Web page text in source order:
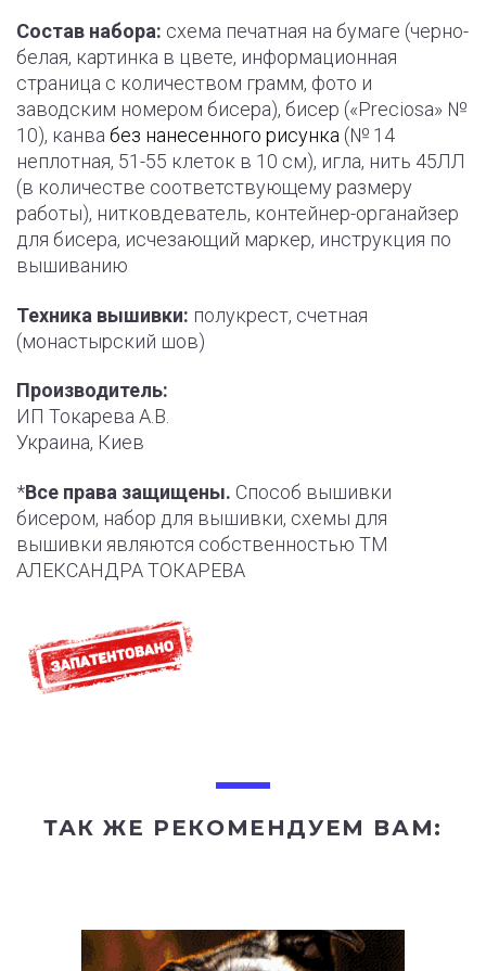
Состав набора: схема печатная на бумаге (черно-
белая, картинка в цвете, информационная
страница с количеством грамм, фото и
заводским номером бисера), бисер («Preciosa» №
10), канва без нанесенного рисунка (№ 14
неплотная, 51-55 клеток в 10 см), игла, нить 45ЛЛ
(в количестве соответствующему размеру
работы), нитковдеватель, контейнер-органайзер
для бисера, исчезающий маркер, инструкция по
вышиванию
Техника вышивки: полукрест, счетная
(монастырский шов)
Производитель:
ИП Токарева А.В.
Украина, Киев
*Все права защищены. Способ вышивки
бисером, набор для вышивки, схемы для
вышивки являются собственностью ТМ
АЛЕКСАНДРА ТОКАРЕВА
ТАК ЖЕ РЕКОМЕНДУЕМ ВАМ: